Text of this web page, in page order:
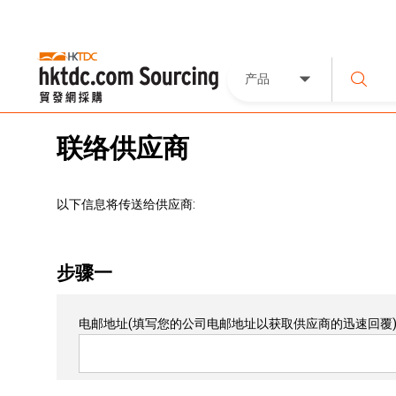
产品
联络供应商
以下信息将传送给供应商:
步骤一
电邮地址(填写您的公司电邮地址以获取供应商的迅速回覆)